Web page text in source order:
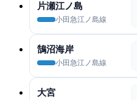
片瀬江ノ島
小田急江ノ島線
鵠沼海岸
小田急江ノ島線
大宮